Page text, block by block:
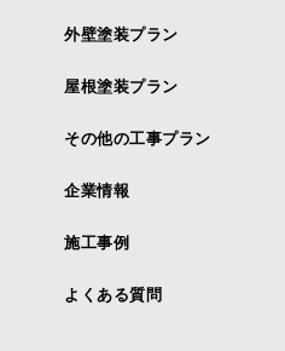
外壁塗装プラン
屋根塗装プラン
その他の工事プラン
企業情報
施工事例
よくある質問